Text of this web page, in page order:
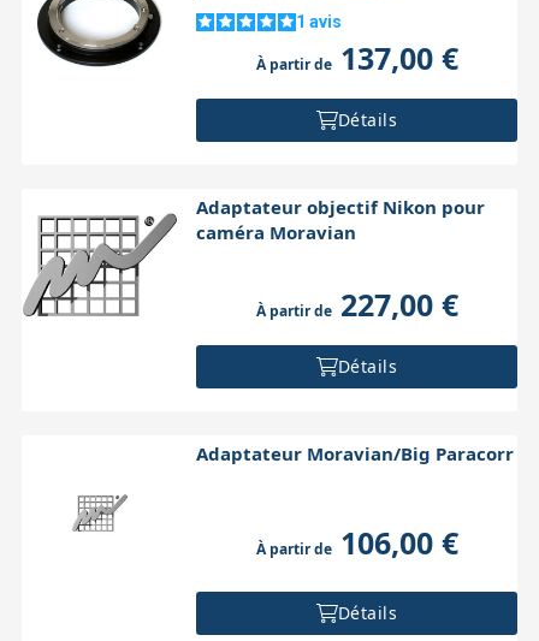
1 avis
À partir de137,00 €
Détails
Adaptateur objectif Nikon pour
caméra Moravian
À partir de227,00 €
Détails
Adaptateur Moravian/Big Paracorr
À partir de106,00 €
Détails